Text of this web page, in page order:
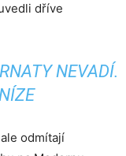
dříve
NEVADÍ.
odmítají